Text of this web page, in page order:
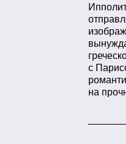
с
на